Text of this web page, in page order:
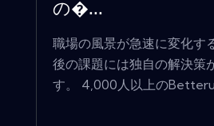
の�...
職場の風景が急速に変化す
後の課題には独自の解決策
す。 4,000人以上の